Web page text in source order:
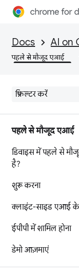
Docs AI on
पहले से मौजूद एआई
पहले से मौजूद एआई
डिवाइस में पहले से
है?
शुरू करना
क्लाइंट-साइड एआई
ईपीपी में शामिल होना
डेमो आज़माएं